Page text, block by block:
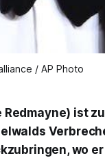
/ AP Photo
ist
wo